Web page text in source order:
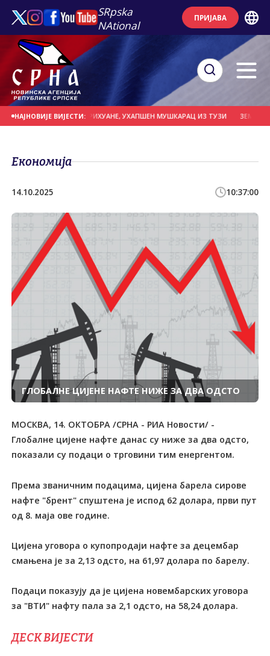
SRpska
NAtional
ПРИЈАВА
НАЈНОВИЈЕ ВИЈЕСТИ:
38 КИЛОГРАМА МАРИХУАНЕ, УХАПШЕН МУШКАРАЦ ИЗ ТУЗИ ЗЕМЉЕ ЕУ
Економија
14.10.2025 10:37:00
ГЛОБАЛНЕ ЦИЈЕНЕ НАФТЕ НИЖЕ ЗА ДВА ОДСТО
МОСКВА, 14. ОКТОБРА /СРНА - РИА Новости/ -
Глобалне цијене нафте данас су ниже за два одсто,
показали су подаци о трговини тим енергентом.
Према званичним подацима, цијена барела сирове
нафте "брент" спуштена је испод 62 долара, први пут
од 8. маја ове године.
Цијена уговора о купопродаји нафте за децембар
смањена је за 2,13 одсто, на 61,97 долара по барелу.
Подаци показују да је цијена новембарских уговора
за "ВТИ" нафту пала за 2,1 одсто, на 58,24 долара.
ДЕСК ВИЈЕСТИ